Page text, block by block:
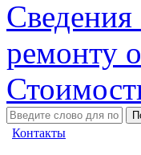
ремонту
Контакты